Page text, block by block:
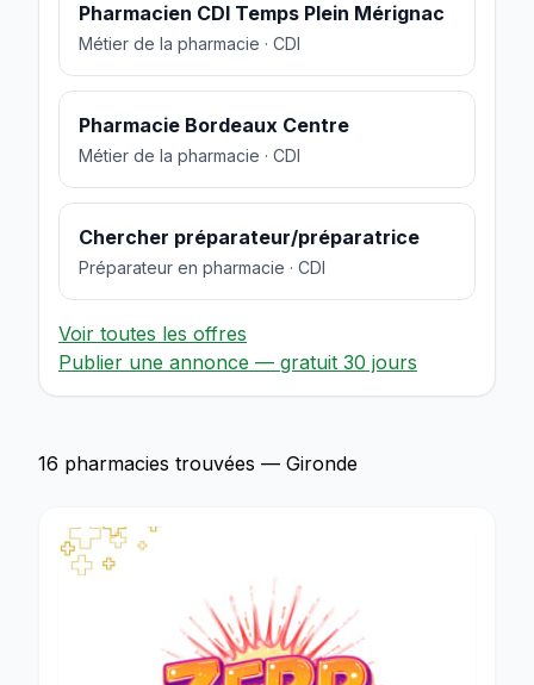
Pharmacien CDI Temps Plein Mérignac
Métier de la pharmacie · CDI
Pharmacie Bordeaux Centre
Métier de la pharmacie · CDI
Chercher préparateur/préparatrice
Préparateur en pharmacie · CDI
Voir toutes les offres
Publier une annonce — gratuit 30 jours
16 pharmacies trouvées — Gironde